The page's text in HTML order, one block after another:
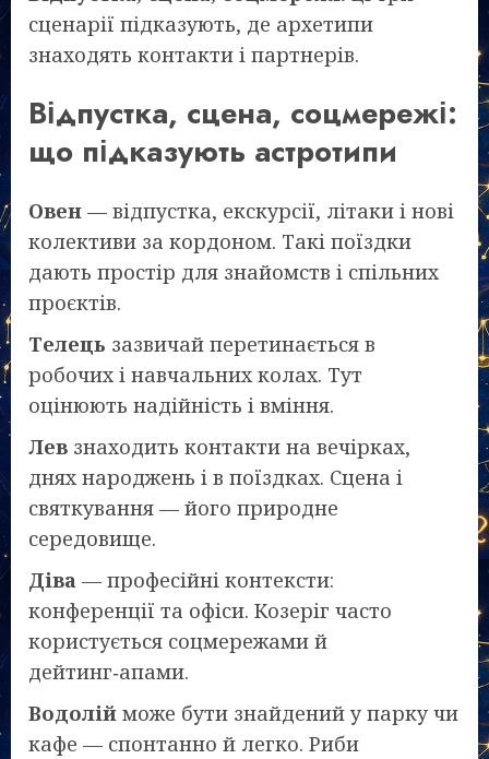
сценарії підказують, де архетипи
знаходять контакти і партнерів.
Відпустка, сцена, соцмережі:
що підказують астротипи
Овен — відпустка, екскурсії, літаки і нові
колективи за кордоном. Такі поїздки
дають простір для знайомств і спільних
проєктів.
Телець зазвичай перетинається в
робочих і навчальних колах. Тут
оцінюють надійність і вміння.
Лев знаходить контакти на вечірках,
днях народжень і в поїздках. Сцена і
святкування — його природне
середовище.
Діва — професійні контексти:
конференції та офіси. Козеріг часто
користується соцмережами й
дейтинг‑апами.
Водолій може бути знайдений у парку чи
кафе — спонтанно й легко. Риби